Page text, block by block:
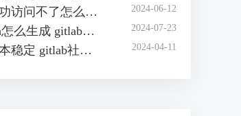
gitlab启动成功访问不了怎么办？gitlab无法访问页面有哪些原因？ 2024-06-12
gitlab的token怎么生成 gitlab的access token怎么查询 2024-07-23
gitlab哪个版本稳定 gitlab社区版和企业版的区别 2024-04-11